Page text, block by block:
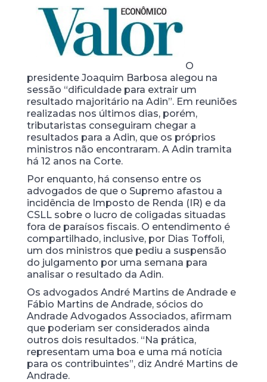
O
presidente Joaquim Barbosa alegou na
sessão “dificuldade para extrair um
resultado majoritário na Adin”. Em reuniões
realizadas nos últimos dias, porém,
tributaristas conseguiram chegar a
resultados para a Adin, que os próprios
ministros não encontraram. A Adin tramita
há 12 anos na Corte.
Por enquanto, há consenso entre os
advogados de que o Supremo afastou a
incidência de Imposto de Renda (IR) e da
CSLL sobre o lucro de coligadas situadas
fora de paraísos fiscais. O entendimento é
compartilhado, inclusive, por Dias Toffoli,
um dos ministros que pediu a suspensão
do julgamento por uma semana para
analisar o resultado da Adin.
Os advogados André Martins de Andrade e
Fábio Martins de Andrade, sócios do
Andrade Advogados Associados, afirmam
que poderiam ser considerados ainda
outros dois resultados. “Na prática,
representam uma boa e uma má notícia
para os contribuintes”, diz André Martins de
Andrade.